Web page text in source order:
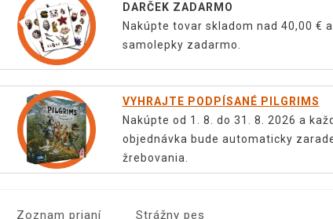
DARČEK ZADARMO
Nakúpte tovar skladom nad 40,00 €
samolepky zadarmo.
VYHRAJTE PODPÍSANÉ PILGRIMS
Nakúpte od 1. 8. do 31. 8. 2026 a
objednávka bude automaticky
žrebovania.
Zoznam prianí Strážny pes